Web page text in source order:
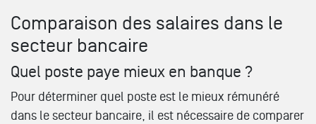
Comparaison des salaires dans le
secteur bancaire
Quel poste paye mieux en banque ?
Pour déterminer quel poste est le mieux rémunéré
dans le secteur bancaire, il est nécessaire de comparer